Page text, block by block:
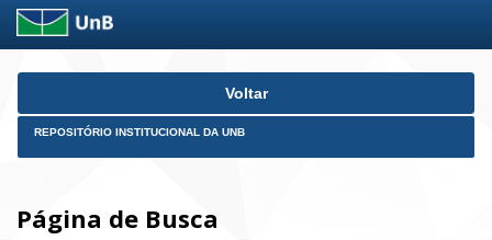
Skip
Voltar
REPOSITÓRIO INSTITUCIONAL DA UNB
Página de Busca